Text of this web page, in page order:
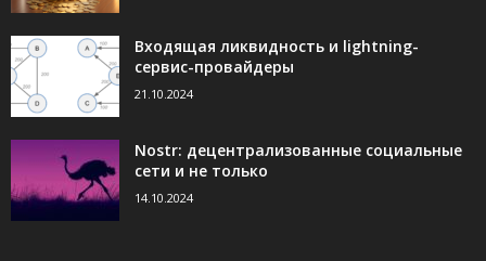
Входящая ликвидность и lightning-
сервис-провайдеры
21.10.2024
Nostr: децентрализованные социальные
сети и не только
14.10.2024